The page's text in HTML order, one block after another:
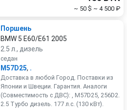
~ 50 $ ~ 4 500 ₽
Поршень
BMW 5 E60/E61 2005
2.5 л., дизель
седан
M57D25, .
Доставка в любой Город. Поставки из
Японии и Швеции. Гарантия. Аналоги
(Совместимость с ДВС): , M57D25, 256D2.
2.5 Турбо дизель. 177 л.с. (130 кВт).